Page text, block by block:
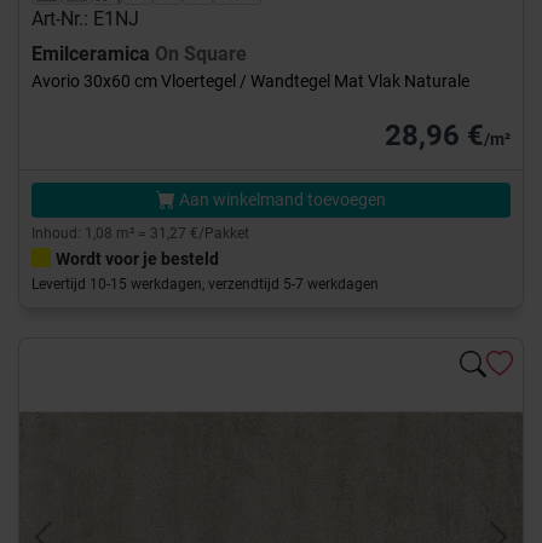
Art-Nr.: E1NJ
Emilceramica On Square
Avorio 30x60 cm Vloertegel / Wandtegel Mat Vlak Naturale
28,96 €/m²
Aan winkelmand toevoegen
Inhoud: 1,08 m² = 31,27 €/Pakket
Wordt voor je besteld
Levertijd 10-15 werkdagen, verzendtijd 5-7 werkdagen